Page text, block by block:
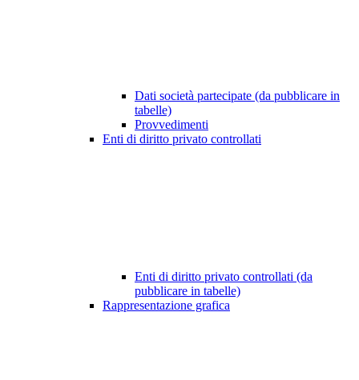
Dati società partecipate (da pubblicare in
tabelle)
Provvedimenti
Enti di diritto privato controllati
Enti di diritto privato controllati (da
pubblicare in tabelle)
Rappresentazione grafica